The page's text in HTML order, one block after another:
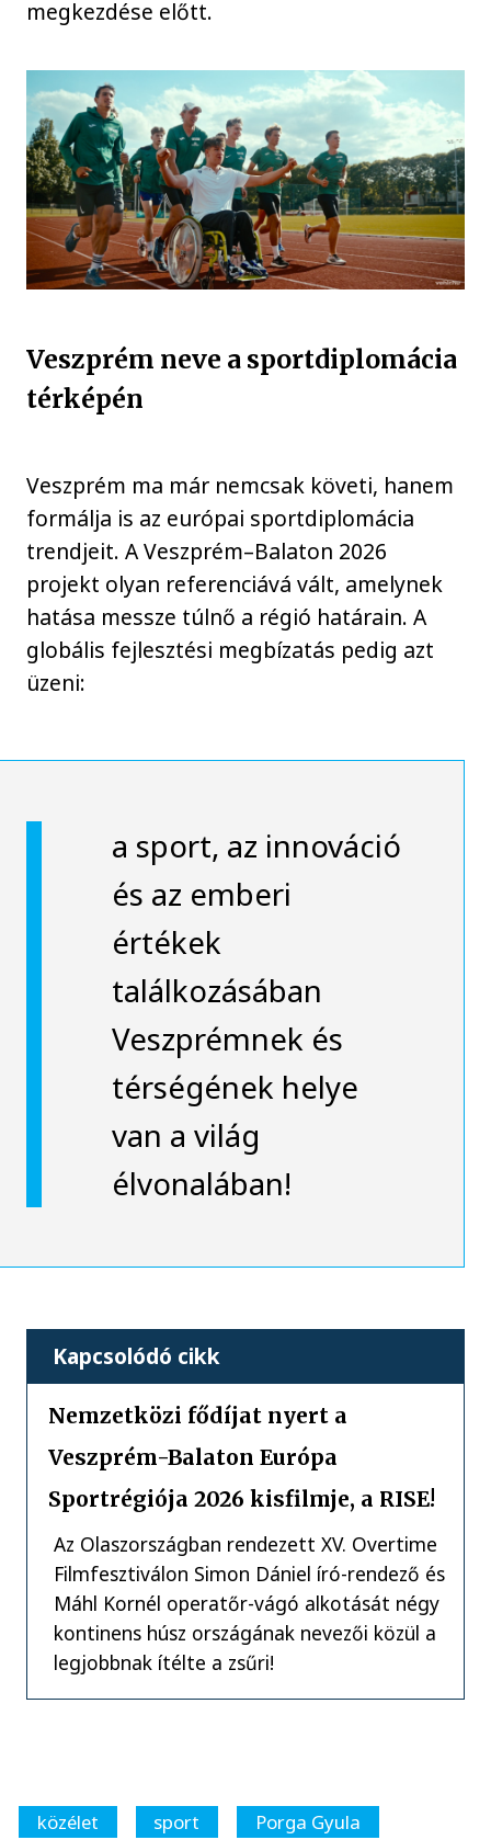
megkezdése előtt.
Veszprém neve a sportdiplomácia
térképén
Veszprém ma már nemcsak követi, hanem
formálja is az európai sportdiplomácia
trendjeit. A Veszprém–Balaton 2026
projekt olyan referenciává vált, amelynek
hatása messze túlnő a régió határain. A
globális fejlesztési megbízatás pedig azt
üzeni:
a sport, az innováció
és az emberi
értékek
találkozásában
Veszprémnek és
térségének helye
van a világ
élvonalában!
Kapcsolódó cikk
Nemzetközi fődíjat nyert a
Veszprém-Balaton Európa
Sportrégiója 2026 kisfilmje, a RISE!
Az Olaszországban rendezett XV. Overtime
Filmfesztiválon Simon Dániel író-rendező és
Máhl Kornél operatőr-vágó alkotását négy
kontinens húsz országának nevezői közül a
legjobbnak ítélte a zsűri!
közélet sport Porga Gyula